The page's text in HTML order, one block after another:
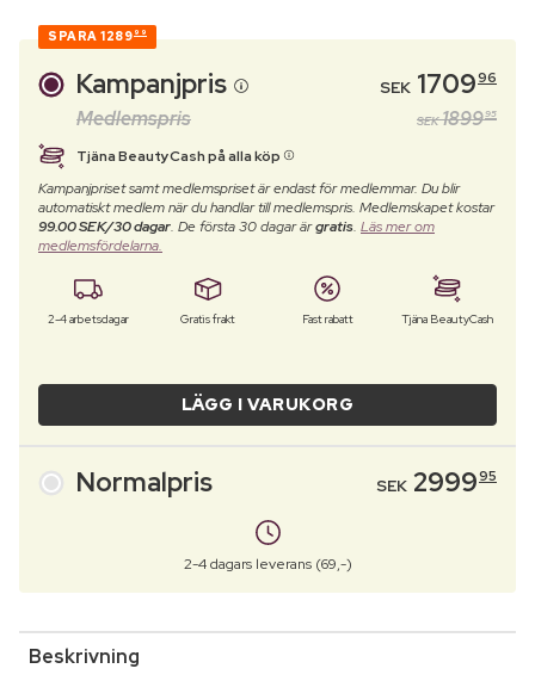
SPARA 1289 99
Kampanjpris SEK 170996
Medlemspris SEK 189995
Tjäna BeautyCash på alla köp
Kampanjpriset samt medlemspriset är endast för medlemmar. Du blir
automatiskt medlem när du handlar till medlemspris. Medlemskapet kostar
99.00 SEK/30 dagar. De första 30 dagar ärgratis. Läs mer om
medlemsfördelarna.
2-4 arbetsdagar Gratis frakt Fast rabatt Tjäna BeautyCash
LÄGG I VARUKORG
Normalpris SEK 299995
2-4 dagars leverans (69,-)
Beskrivning